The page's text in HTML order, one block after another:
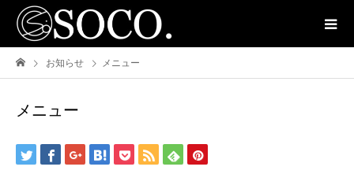
お知らせ メニュー
メニュー